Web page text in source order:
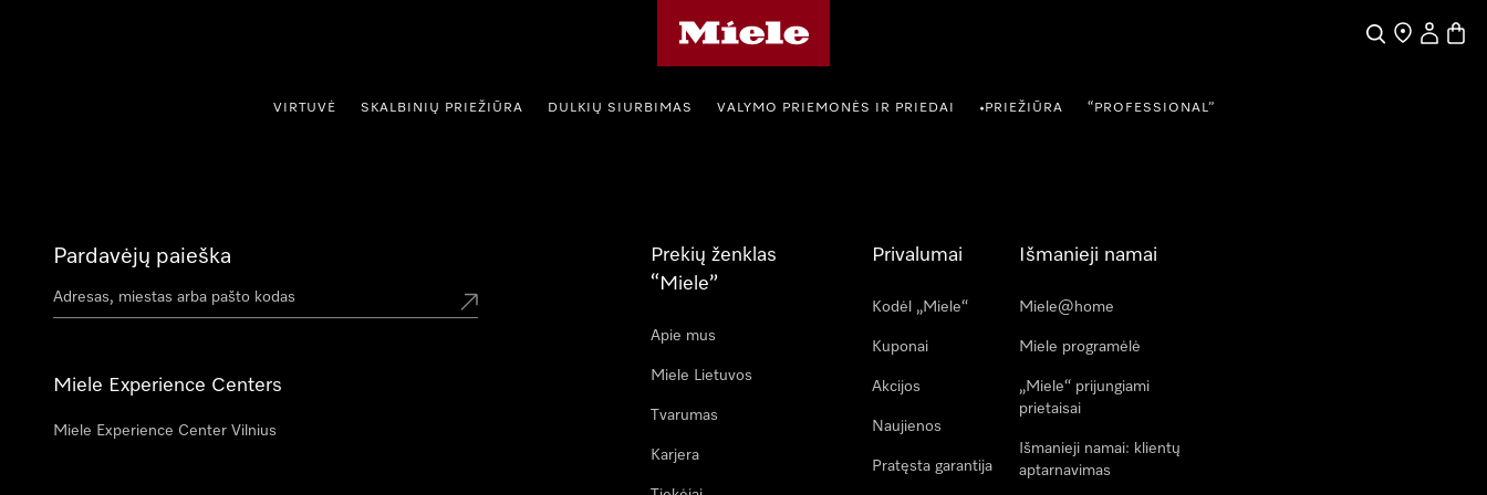
PaieškaPardavėjų
VIRTUVĖ SKALBINIŲ PRIEŽIŪRA DULKIŲ SIURBIMAS VALYMO PRIEMONĖS IR PRIEDAI •PRIEŽIŪRA “PROFESSIONAL”
Pardavėjų paieška
Miele Experience Centers
Miele Experience Center Vilnius
Prekių ženklas
“Miele”
Apie mus
Miele Lietuvos
Tvarumas
Karjera
Privalumai
Kodėl „Miele“
Kuponai
Akcijos
Naujienos
Pratęsta garantija
Išmanieji namai
Miele@home
Miele programėlė
„Miele“ prijungiami
prietaisai
Išmanieji namai: klientų
aptarnavimas